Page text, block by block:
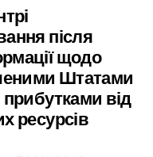
після
щодо
Штатами
від
ресурсів